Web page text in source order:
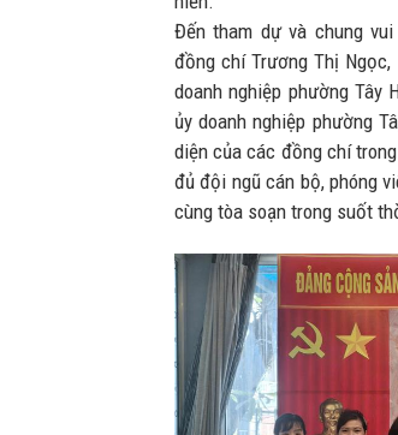
Đến tham dự và chung
đồng chí Trương Thị
doanh nghiệp phường Tây
ủy doanh nghiệp phường
diện của các đồng chí
đủ đội ngũ cán bộ, phóng
cùng tòa soạn trong suốt